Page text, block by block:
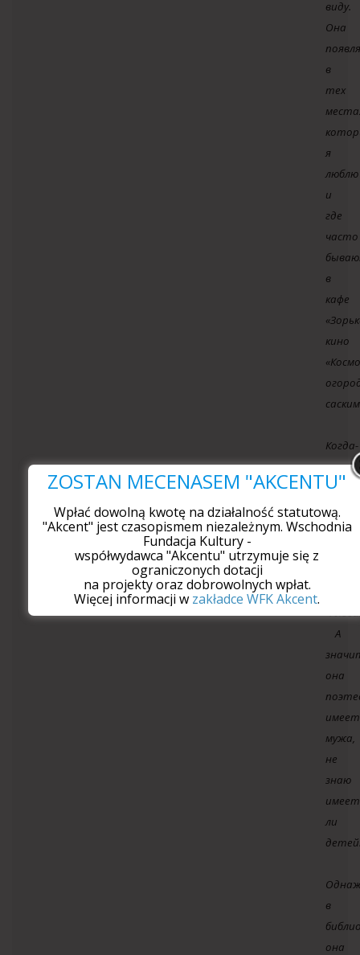
виду.
Она
в
тех
я
люблю
и
где
часто
в
кафе
кино
Когда-
то
она
стихи
А
она
имеет
мужа,
не
знаю
имеет
ли
в
она
ZOSTAŃ MECENASEM "AKCENTU"
Wpłać dowolną kwotę na działalność statutową.
"Akcent" jest czasopismem niezależnym. Wschodnia
Fundacja Kultury -
współwydawca "Akcentu" utrzymuje się z
ograniczonych dotacji
na projekty oraz dobrowolnych wpłat.
Więcej informacji w zakładce WFK Akcent.